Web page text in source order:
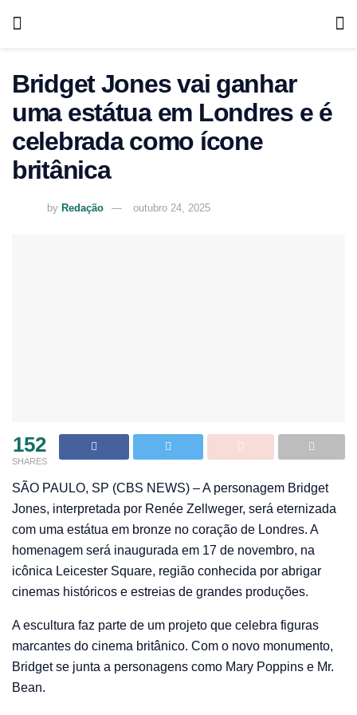
Bridget Jones vai ganhar
uma estátua em Londres e é
celebrada como ícone
britânica
by Redação outubro 24, 2025
152
SHARES
SÃO PAULO, SP (CBS NEWS) – A personagem Bridget Jones,
interpretada por Renée Zellweger, será eternizada com uma
estátua em bronze no coração de Londres. A homenagem
será inaugurada em 17 de novembro, na icônica Leicester
Square, região conhecida por abrigar cinemas históricos e
estreias de grandes produções.
A escultura faz parte de um projeto que celebra figuras
marcantes do cinema britânico. Com o novo monumento,
Bridget se junta a personagens como Mary Poppins e Mr.
Bean.